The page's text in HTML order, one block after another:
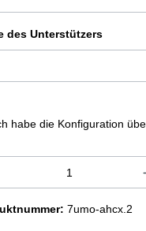
des Unterstützers
habe die Konfiguration
7umo-ahcx.2